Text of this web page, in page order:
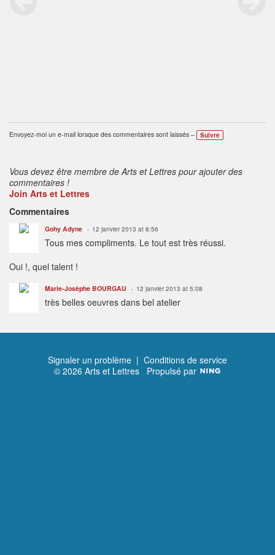
Envoyez-moi un e-mail lorsque des commentaires sont laissés – Suivre
Vous devez être membre de Arts et Lettres pour ajouter des
commentaires !
Join Arts et Lettres
Commentaires
Gohy Adyne 12 janvier 2013 at 6:56
Tous mes compliments. Le tout est très réussi.
Oui !, quel talent !
Marie-Josèphe BOURGAU 12 janvier 2013 at 5:08
très belles oeuvres dans bel atelier
Signaler un problème | Conditions de service
© 2026 Arts et Lettres Propulsé par